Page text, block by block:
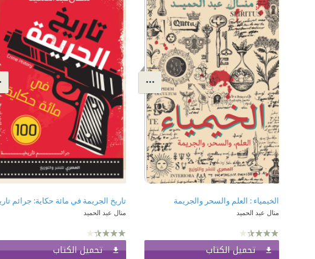
الخيمياء : العلم والسحر والجريمة
منال عبد الحميد
تحميل الكتاب
منال عبد الحميد
تحميل الكتاب